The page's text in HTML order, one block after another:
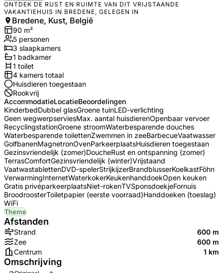
ONTDEK DE RUST EN RUIMTE VAN DIT VRIJSTAANDE
VAKANTIEHUIS IN BREDENE, GELEGEN IN
Bredene, Kust, België
90 m²
5 personen
3 slaapkamers
1 badkamer
1 toilet
4 kamers totaal
Huisdieren toegestaan
Rookvrij
AccommodatieLocatieBeoordelingen
KinderbedDubbel glasGroene tuinLED-verlichting
Geen wegwerpserviesMax. aantal huisdierenOpenbaar vervoer
RecyclingstationGroene stroomWaterbesparende douches
Waterbesparende toilettenZwemmen in zeeBarbecueVaatwasser
GolfbanenMagnetronOvenParkeerplaatsHuisdieren toegestaan
Gezinsvriendelijk (zomer)DoucheRust en ontspanning (zomer)
TerrasComfortGezinsvriendelijk (winter)Vrijstaand
VaatwastablettenDVD-spelerStrijkijzerBrandblusserKoelkastFöhn
VerwarmingInternetWaterkokerKeukenhanddoekOpen keuken
Gratis privéparkeerplaatsNiet-rokenTVSponsdoekjeFornuis
BroodroosterToiletpapier (eerste voorraad)Handdoeken (toeslag)
WiFi
Theme
Afstanden
Strand
600 m
Zee
600 m
Centrum
1 km
Omschrijving